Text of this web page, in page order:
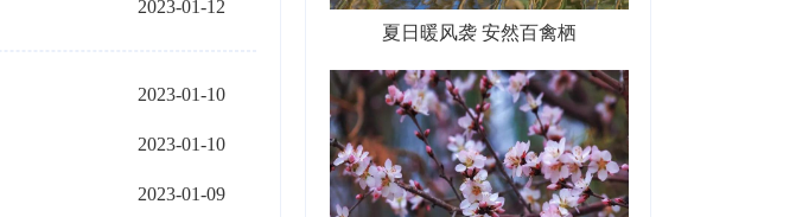
2023-01-12
2023-01-10
2023-01-10
2023-01-09
夏日暖风袭 安然百禽栖